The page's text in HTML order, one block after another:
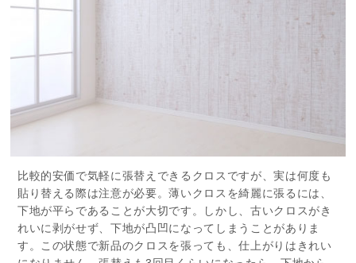
比較的安価で気軽に張替えできるクロスですが、実は何度も
貼り替える際は注意が必要。薄いクロスを綺麗に張るには、
下地が平らであることが大切です。しかし、古いクロスがき
れいに剥がせず、下地が凸凹になってしまうことがありま
す。この状態で新品のクロスを張っても、仕上がりはきれい